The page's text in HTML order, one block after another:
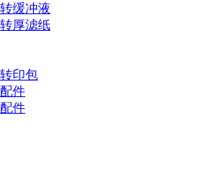
缓冲液
厚滤纸
印包
件
件